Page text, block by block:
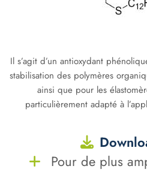
Il s’agit d’un antioxydant
stabilisation des polymères
ainsi que pour les
particulièrement adapté à
Pour de plus